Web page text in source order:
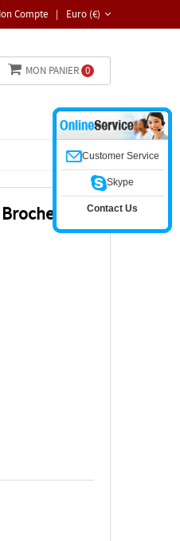
Euro (€)
Compte |
MON PANIER 0
Customer Service
Skype
Contact Us